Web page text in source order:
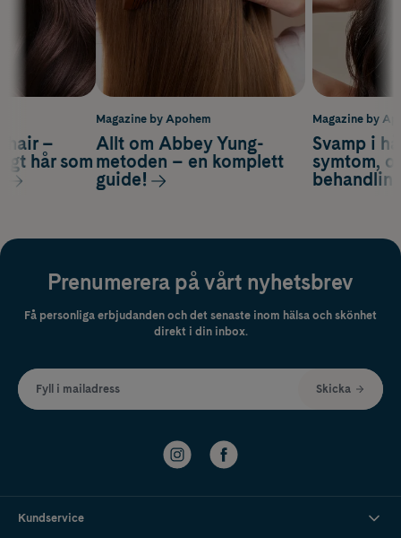
Magazine by
Svamp i
symtom,
hair –
hår som
Magazine by Apohem
Allt om Abbey Yung-
metoden – en komplett
guide!
Prenumerera på vårt nyhetsbrev
Få personliga erbjudanden och det senaste inom hälsa och skönhet
direkt i din inbox.
Fyll i mailadress Skicka
Kundservice